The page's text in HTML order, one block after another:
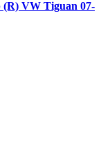
(R) VW Tiguan 07-